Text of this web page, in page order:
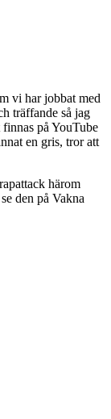
vi har jobbat med
träffande så jag
på YouTube
en gris, tror att
härom
den på Vakna